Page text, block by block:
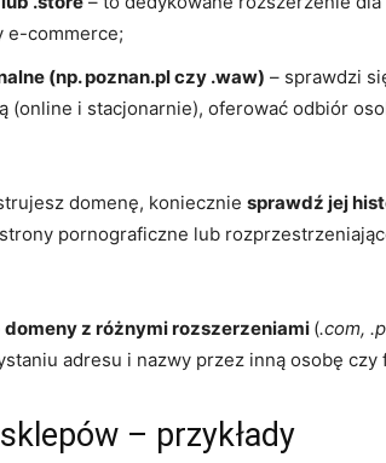
e-commerce;
(np. poznan.pl czy .waw) – sprawdzi
(online i stacjonarnie), oferować odbiór
domenę, koniecznie sprawdź jej
strony pornograficzne lub
domeny z różnymi rozszerzeniami (.com,
adresu i nazwy przez inną osobę czy
– przykłady